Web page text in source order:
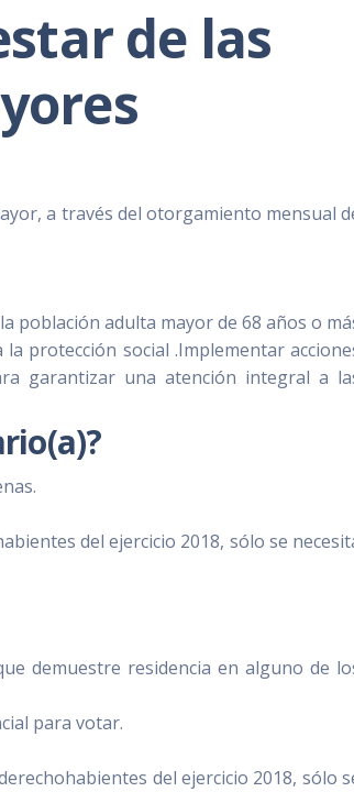
de las
a través del otorgamiento mensual
población adulta mayor de 68 años o
protección social .Implementar
garantizar una atención integral a
del ejercicio 2018, sólo se
demuestre residencia en alguno de
para votar.
del ejercicio 2018, sólo